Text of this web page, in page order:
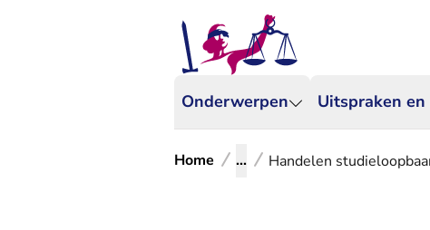
Onderwerpen Uitspraken
Home ... Handelen